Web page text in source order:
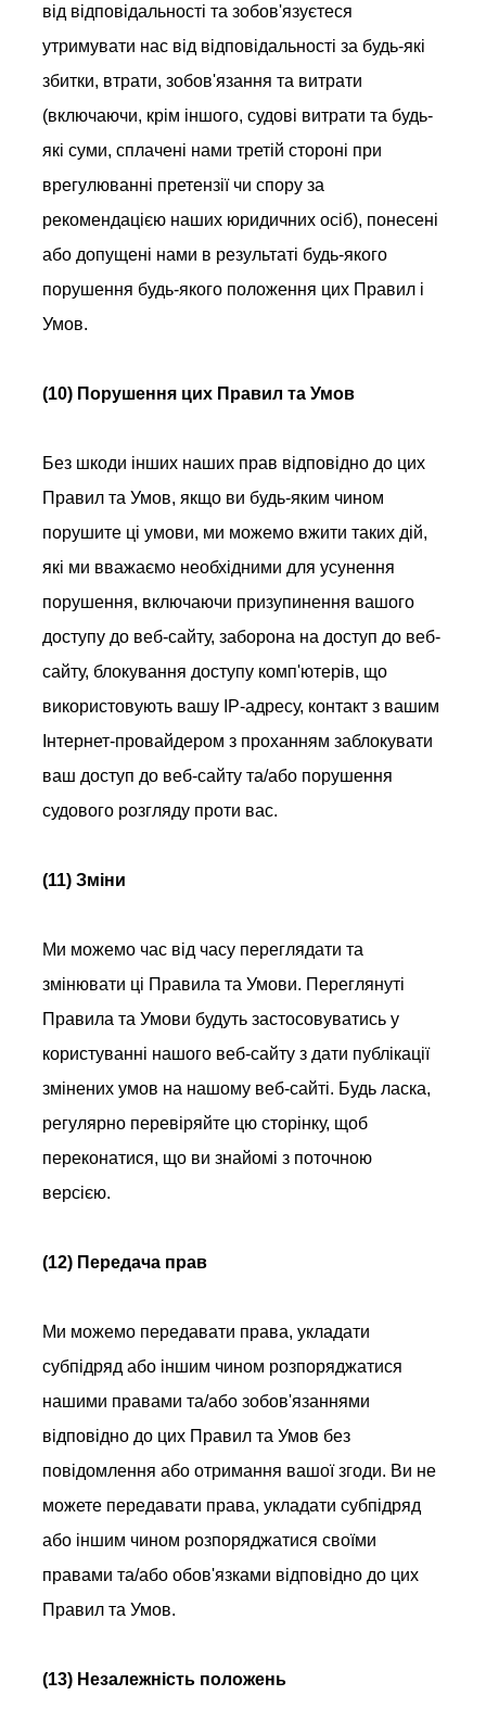
від відповідальності та зобов'язуєтеся
утримувати нас від відповідальності за будь-які
збитки, втрати, зобов'язання та витрати
(включаючи, крім іншого, судові витрати та будь-
які суми, сплачені нами третій стороні при
врегулюванні претензії чи спору за
рекомендацією наших юридичних осіб), понесені
або допущені нами в результаті будь-якого
порушення будь-якого положення цих Правил і
Умов.
(10) Порушення цих Правил та Умов
Без шкоди інших наших прав відповідно до цих
Правил та Умов, якщо ви будь-яким чином
порушите ці умови, ми можемо вжити таких дій,
які ми вважаємо необхідними для усунення
порушення, включаючи призупинення вашого
доступу до веб-сайту, заборона на доступ до веб-
сайту, блокування доступу комп'ютерів, що
використовують вашу IP-адресу, контакт з вашим
Інтернет-провайдером з проханням заблокувати
ваш доступ до веб-сайту та/або порушення
судового розгляду проти вас.
(11) Зміни
Ми можемо час від часу переглядати та
змінювати ці Правила та Умови. Переглянуті
Правила та Умови будуть застосовуватись у
користуванні нашого веб-сайту з дати публікації
змінених умов на нашому веб-сайті. Будь ласка,
регулярно перевіряйте цю сторінку, щоб
переконатися, що ви знайомі з поточною
версією.
(12) Передача прав
Ми можемо передавати права, укладати
субпідряд або іншим чином розпоряджатися
нашими правами та/або зобов'язаннями
відповідно до цих Правил та Умов без
повідомлення або отримання вашої згоди. Ви не
можете передавати права, укладати субпідряд
або іншим чином розпоряджатися своїми
правами та/або обов'язками відповідно до цих
Правил та Умов.
(13) Незалежність положень